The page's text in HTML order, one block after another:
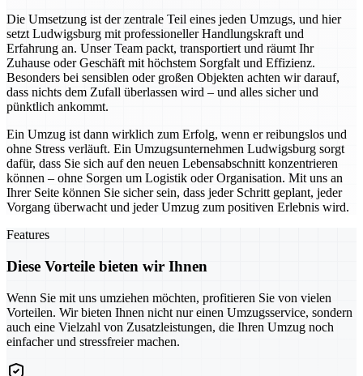
Die Umsetzung ist der zentrale Teil eines jeden Umzugs, und hier
setzt Ludwigsburg mit professioneller Handlungskraft und
Erfahrung an. Unser Team packt, transportiert und räumt Ihr
Zuhause oder Geschäft mit höchstem Sorgfalt und Effizienz.
Besonders bei sensiblen oder großen Objekten achten wir darauf,
dass nichts dem Zufall überlassen wird – und alles sicher und
pünktlich ankommt.
Ein Umzug ist dann wirklich zum Erfolg, wenn er reibungslos und
ohne Stress verläuft. Ein Umzugsunternehmen Ludwigsburg sorgt
dafür, dass Sie sich auf den neuen Lebensabschnitt konzentrieren
können – ohne Sorgen um Logistik oder Organisation. Mit uns an
Ihrer Seite können Sie sicher sein, dass jeder Schritt geplant, jeder
Vorgang überwacht und jeder Umzug zum positiven Erlebnis wird.
Features
Diese Vorteile bieten wir Ihnen
Wenn Sie mit uns umziehen möchten, profitieren Sie von vielen
Vorteilen. Wir bieten Ihnen nicht nur einen Umzugsservice, sondern
auch eine Vielzahl von Zusatzleistungen, die Ihren Umzug noch
einfacher und stressfreier machen.